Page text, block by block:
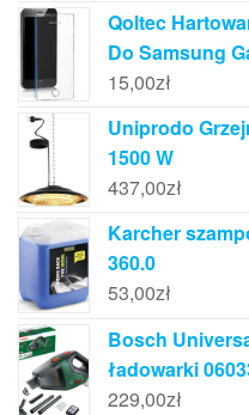
Qoltec
Do Samsung
15,00zł
Uniprodo
1500 W
437,00zł
Karcher
360.0
53,00zł
Bosch
ładowarki
229,00zł